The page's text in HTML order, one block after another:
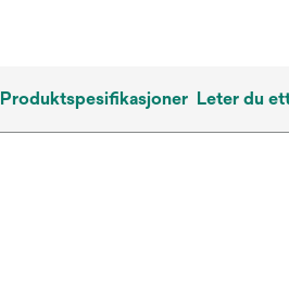
Produktspesifikasjoner Leter du